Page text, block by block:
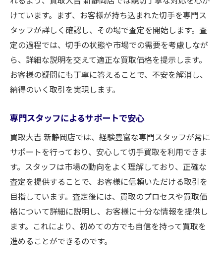
けています。まず、お客様が持ち込まれた切手を専門ス
タッフが詳しく確認し、その場で査定を開始します。査
定の過程では、切手の状態や市場での需要を考慮しなが
ら、詳細な説明を交えて適正な買取価格を提示します。
お客様の疑問にも丁寧に答えることで、不安を解消し、
納得のいく取引を実現します。
専門スタッフによるサポートで安心
買取大吉 新静岡店では、経験豊富な専門スタッフが常に
サポートを行っており、安心して切手買取を利用できま
す。スタッフは市場の動向をよく理解しており、正確な
査定を提供することで、お客様に信頼いただける取引を
目指しています。査定後には、買取のプロセスや買取価
格について詳細に説明し、お客様に十分な情報を提供し
ます。これにより、初めての方でも自信を持って買取を
進めることができるのです。